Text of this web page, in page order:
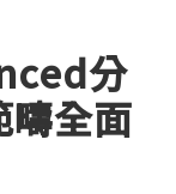
分
疇全面